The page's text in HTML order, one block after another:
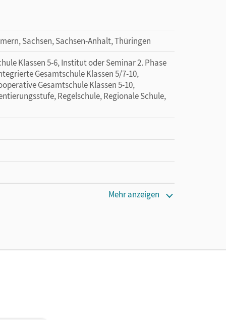
Sachsen, Sachsen-Anhalt, Thüringen
Klassen 5-6, Institut oder Seminar 2. Phase
Gesamtschule Klassen 5/7-10,
Gesamtschule Klassen 5-10,
Regelschule, Regionale Schule,
Mehr anzeigen